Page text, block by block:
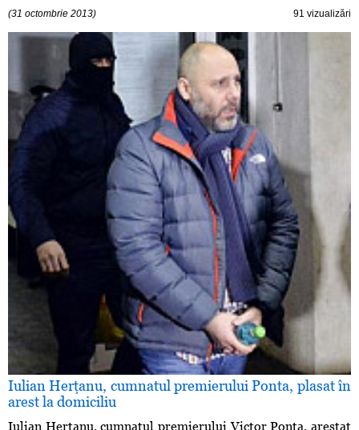
(31 octombrie 2013) 91 vizualizări
Iulian Herţanu, cumnatul premierului Ponta, plasat în
arest la domiciliu
Iulian Herţanu, cumnatul premierului Victor Ponta, arestat